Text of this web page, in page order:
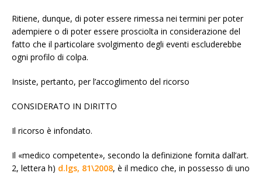
Ritiene, dunque, di poter essere rimessa nei termini per poter
adempiere o di poter essere prosciolta in considerazione del
fatto che il particolare svolgimento degli eventi escluderebbe
ogni profilo di colpa.
Insiste, pertanto, per l’accoglimento del ricorso
CONSIDERATO IN DIRITTO
Il ricorso è infondato.
Il «medico competente», secondo la definizione fornita dall’art.
2, lettera h) d.lgs, 81\2008, è il medico che, in possesso di uno